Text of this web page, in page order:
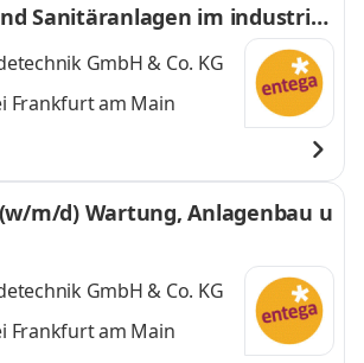
Sanitäranlagen im industriell
GmbH & Co. KG
Frankfurt am Main
m/d) Wartung, Anlagenbau u
GmbH & Co. KG
Frankfurt am Main